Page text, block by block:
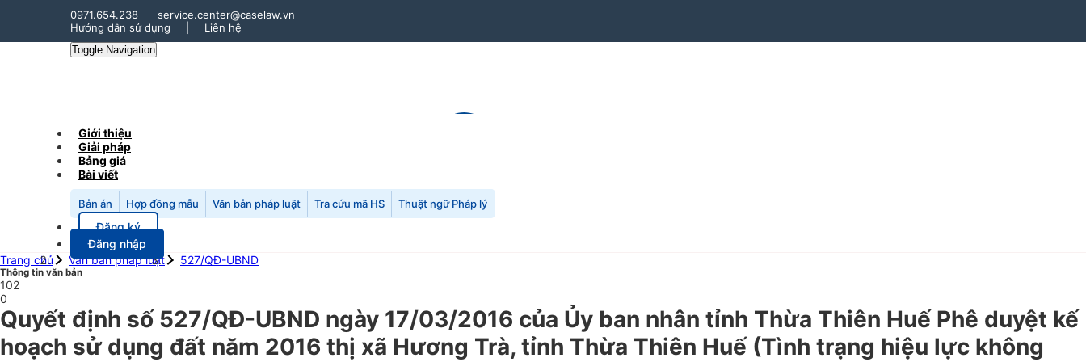
0971.654.238
service.center@caselaw.vn
Hướng dẫn sử dụng
Liên hệ
Toggle Navigation
Giới thiệu
Giải pháp
Bảng giá
Bài viết
Bản án Hợp đồng mẫu Văn bản pháp luật Tra cứu mã HS Thuật ngữ Pháp lý
Đăng ký
Đăng nhập
Trang chủ
Văn bản pháp luật 527/QĐ-UBND
Thông tin văn bản
102
0
Quyết định số 527/QĐ-UBND ngày 17/03/2016 của Ủy ban nhân tỉnh Thừa Thiên Huế Phê duyệt kế
hoạch sử dụng đất năm 2016 thị xã Hương Trà, tỉnh Thừa Thiên Huế (Tình trạng hiệu lực không